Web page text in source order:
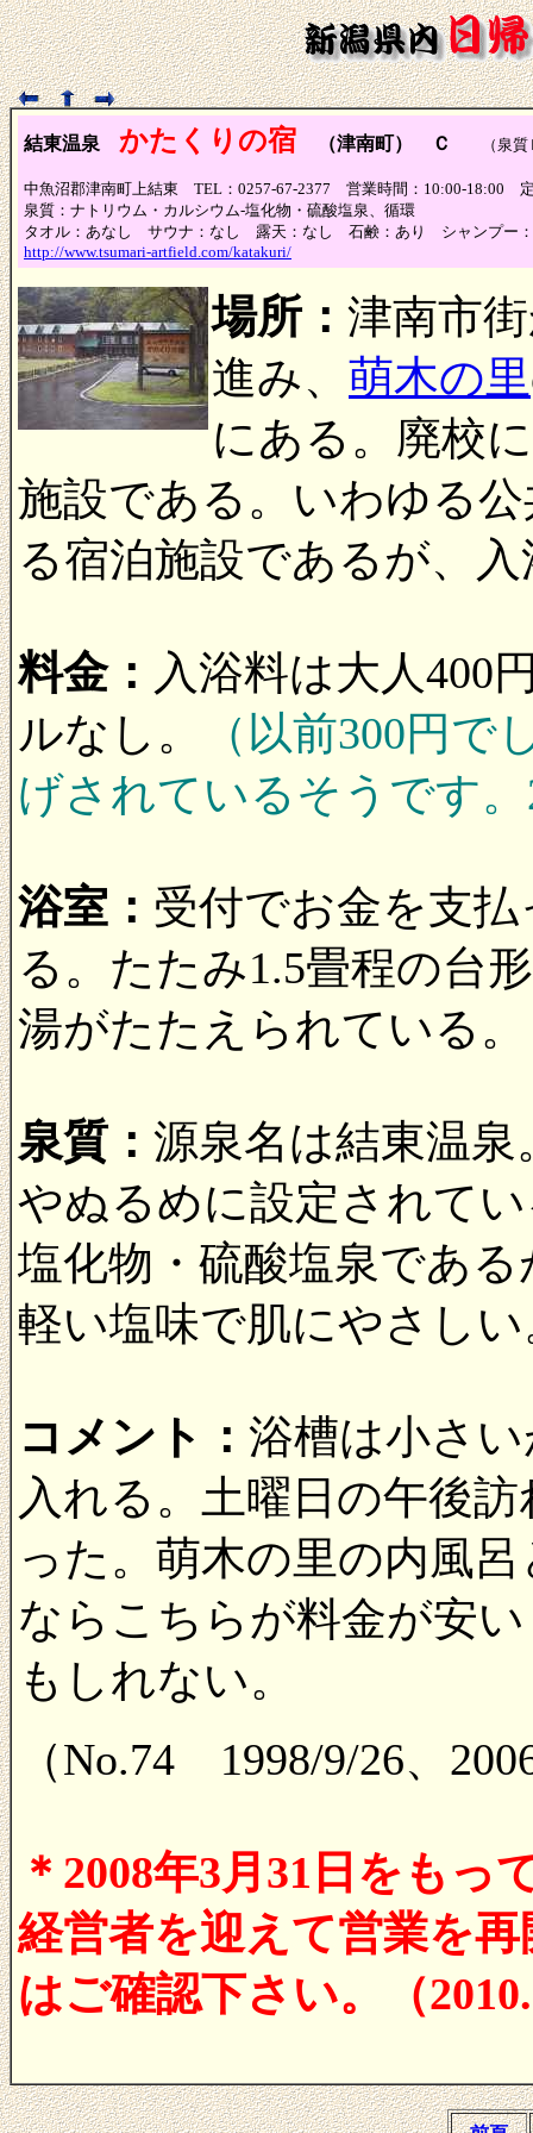
結東温泉 かたくりの宿 （津南町） Ｃ （泉質
中魚沼郡津南町上結東 TEL：0257-67-2377 営業時間：10:00-18:00
泉質：ナトリウム・カルシウム-塩化物・硫酸塩泉、循環
タオル：あなし サウナ：なし 露天：なし 石鹸：あり シャンプー
http://www.tsumari-artfield.com/katakuri/
場所： 津南市
進み、 萌木の里
にある。廃校
施設である。いわゆる
る宿泊施設であるが、
料金： 入浴料は大人400
ルなし。
（以前300円で
げされているそうです。
浴室： 受付でお金を支
る。たたみ1.5畳程の台
湯がたたえられている。
泉質： 源泉名は結東温泉
やぬるめに設定されて
塩化物・硫酸塩泉であ
軽い塩味で肌にやさしい
コメント： 浴槽は小さ
入れる。土曜日の午後
った。萌木の里の内風
ならこちらが料金が安
もしれない。
（No.74 1998/9/26、
＊2008年3月31日をも
経営者を迎えて営業を
はご確認下さい。（